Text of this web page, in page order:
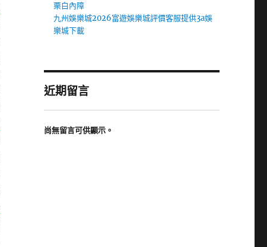
栗白內障
九州娛樂城2026富遊娛樂城評價客服提供3a娛
樂城下載
近期留言
尚無留言可供顯示。